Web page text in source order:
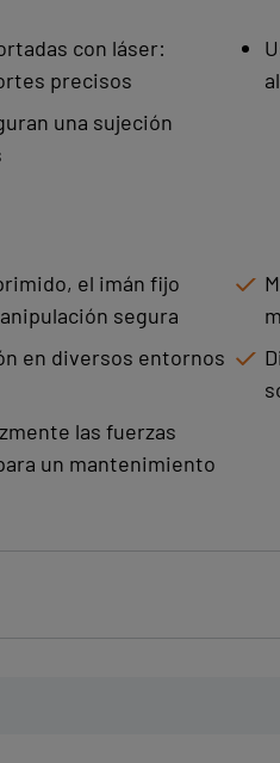
con láser:
precisos
una sujeción
el imán fijo
segura
en diversos entornos
las fuerzas
un mantenimiento